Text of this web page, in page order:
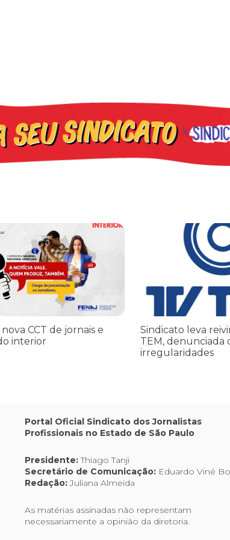
por Trump finge praticar diplomacia, Israel
CCT de jornais e revistas do interior
CCT de jornais e
interior
Sindicato leva
Sindicato leva
TEM, denunciada
irregularidades
Portal Oficial Sindicato dos Jornalistas
Profissionais no Estado de São Paulo
Presidente:Thiago Tanji
Secretário de Comunicação: Eduardo Viné
Redação:Juliana Almeida
As matérias assinadas não representam
necessariamente a opinião da diretoria.